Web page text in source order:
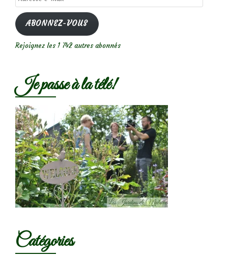
e-
mail
ABONNEZ-VOUS
Rejoignez les 1 742 autres abonnés
Je passe à la télé!
Catégories